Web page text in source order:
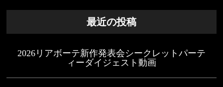
最近の投稿
2026リアボーテ新作発表会シークレットパーテ
ィーダイジェスト動画